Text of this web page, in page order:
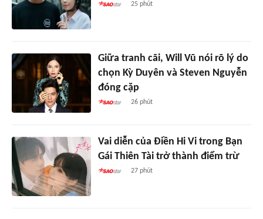
25 phút
Giữa tranh cãi, Will Vũ nói rõ lý do
chọn Kỳ Duyên và Steven Nguyễn
đóng cặp
26 phút
Vai diễn của Điền Hi Vi trong Bạn
Gái Thiên Tài trở thành điểm trừ
27 phút